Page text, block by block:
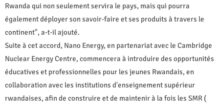
Rwanda qui non seulement servira le pays, mais qui pourra
également déployer son savoir-faire et ses produits à travers le
continent", a-t-il ajouté.
Suite à cet accord, Nano Energy, en partenariat avec le Cambridge
Nuclear Energy Centre, commencera à introduire des opportunités
éducatives et professionnelles pour les jeunes Rwandais, en
collaboration avec les institutions d'enseignement supérieur
rwandaises, afin de construire et de maintenir à la fois les SMR (